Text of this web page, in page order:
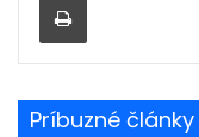
Príbuzné články